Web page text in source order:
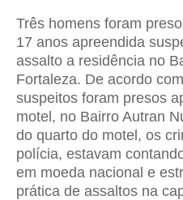
Três homens foram
17 anos apreendida
assalto a residência no
Fortaleza. De acordo
suspeitos foram presos
motel, no Bairro Autran
do quarto do motel, os
polícia, estavam
em moeda nacional e
prática de assaltos na